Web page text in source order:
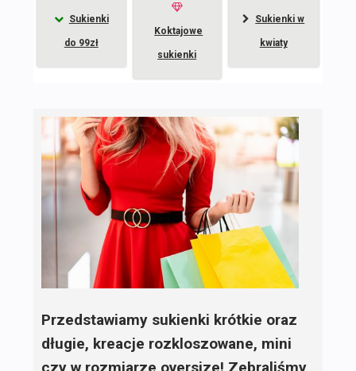
Sukienki
do 99zł
Koktajowe
sukienki
Sukienki w
kwiaty
Przedstawiamy sukienki krótkie oraz
długie, kreacje rozkloszowane, mini
czy w rozmiarze oversize! Zebraliśmy